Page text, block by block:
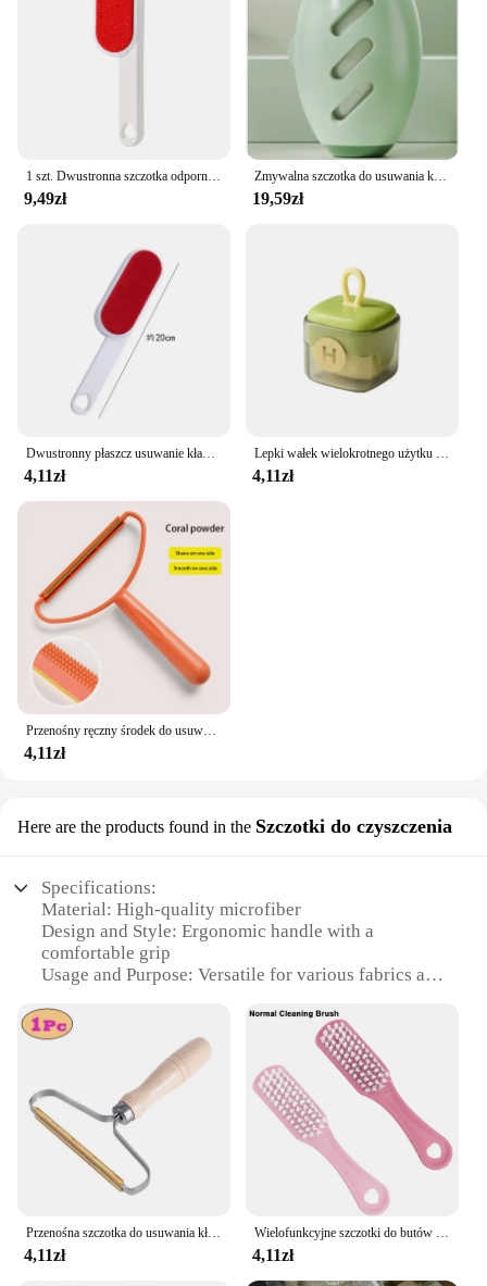
1 szt. Dwustronna szczotka odporna na kłaczki do pyłów psów na aksamitnych powierzchniach, akcesoria do pielęgnacji zwierząt domowych
9,49zł
Zmywalna szczotka do usuwania kłaczków Nowa wielofunkcyjna przenośna rolka do usuwania sierści zwierząt domowych Szczotka do usuwania kurzu Lepka szczotka do włosów
19,59zł
Dwustronny płaszcz usuwanie kłaków szczotka antystatyczny sweter wielokrotnego użytku szczotka do kurzu włosia urządzenia do oczyszczania domowe dla psów
4,11zł
Lepki wałek wielokrotnego użytku wałek do usuwania kłaczków dla ubrań szczotka do usuwania sierści zwierząt narzędzie do usuwania wielu powierzchni przenośne zmywalne rolki domowe
4,11zł
Przenośny ręczny środek do usuwania włosów dywan wełniany płaszcz ubrania golarka szczotka narzędzie kulka do depilacji Knitting pluszowa dwustronna maszynka do golenia
4,11zł
Here are the products found in the Szczotki do czyszczenia
Specifications:
Material: High-quality microfiber
Design and Style: Ergonomic handle with a
comfortable grip
Usage and Purpose: Versatile for various fabrics and
Performance and Property: Durable and efficient in
removing dirt and stains
Shape or Size or Weight or Quantity: Compact and
lightweight for easy handling
Parts and Accessories: Comes with a convenient
storage bag
Features:
|Wholesale|Vendors|
**Effortless Cleaning Experience**
The Zmywalna szczotka do ubrań is a must-have for
Przenośna szczotka do usuwania kłaczków Golarka do tkanin Pies Kot Usuwanie sierści Zmywalny wałek do ubrań Puchowa szczotka do dywanów
4,11zł
Wielofunkcyjne szczotki do butów z dozownik do mydła szczotka z długą rączką do czyszczenia ubrań buty do czyszczenia gospodarstwa domowego
4,11zł